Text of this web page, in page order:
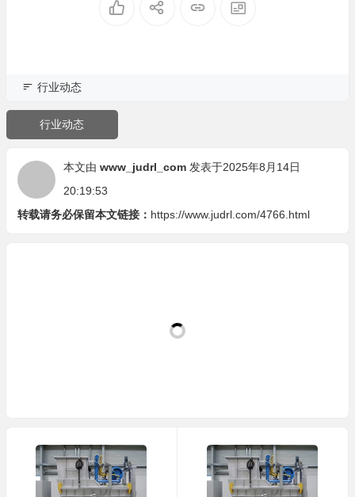
行业动态
行业动态
本文由 www_judrl_com 发表于2025年8月14日
20:19:53
转载请务必保留本文链接： https://www.judrl.com/4766.html